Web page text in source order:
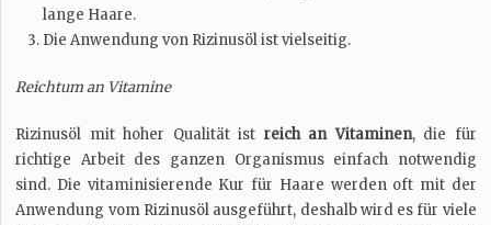
lange Haare.
Die Anwendung von Rizinusöl ist vielseitig.
Reichtum an Vitamine
Rizinusöl mit hoher Qualität ist reich an Vitaminen, die für
richtige Arbeit des ganzen Organismus einfach notwendig
sind. Die vitaminisierende Kur für Haare werden oft mit der
Anwendung vom Rizinusöl ausgeführt, deshalb wird es für viele